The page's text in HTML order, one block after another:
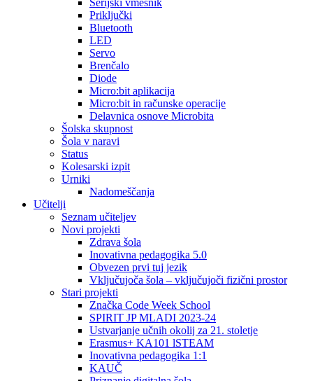
Serijski vmesnik
Priključki
Bluetooth
LED
Servo
Brenčalo
Diode
Micro:bit aplikacija
Micro:bit in računske operacije
Delavnica osnove Microbita
Šolska skupnost
Šola v naravi
Status
Kolesarski izpit
Urniki
Nadomeščanja
Učitelji
Seznam učiteljev
Novi projekti
Zdrava šola
Inovativna pedagogika 5.0
Obvezen prvi tuj jezik
Vključujoča šola – vključujoči fizični prostor
Stari projekti
Značka Code Week School
SPIRIT JP MLADI 2023-24
Ustvarjanje učnih okolij za 21. stoletje
Erasmus+ KA101 lSTEAM
Inovativna pedagogika 1:1
KAUČ